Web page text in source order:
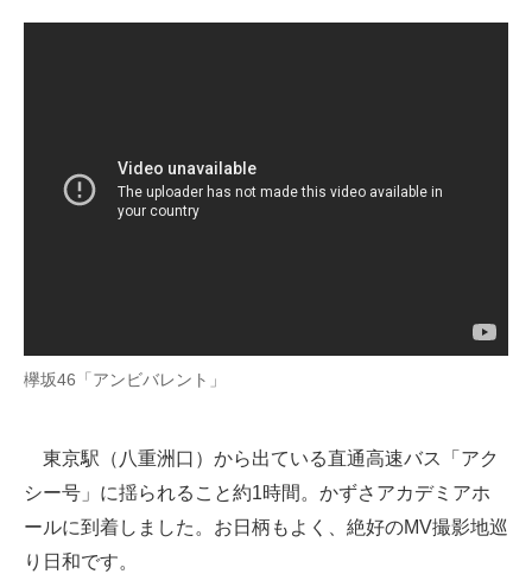
企業ITのトレンドを詳説
経営リーダーのコミュニティ
企業向けIT製品の総合サイト
モノづくり技術者専門サイト
欅坂46「アンビバレント」
東京駅（八重洲口）から出ている直通高速バス「アク
シー号」に揺られること約1時間。かずさアカデミアホ
ールに到着しました。お日柄もよく、絶好のMV撮影地巡
り日和です。